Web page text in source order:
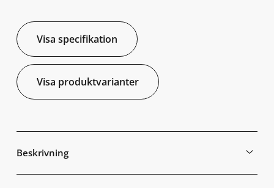
Visa specifikation
Visa produktvarianter
Beskrivning